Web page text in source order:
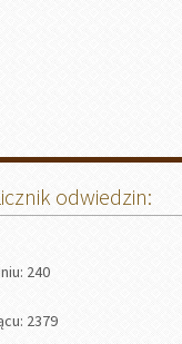
odwiedzin:
240
2379